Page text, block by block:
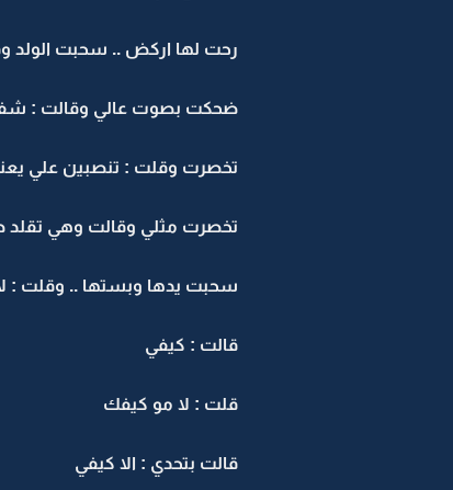
رحت لها اركض .. سحبت الولد
ضحكت بصوت عالي وقالت :
تخصرت وقلت : تنصبين علي
تخصرت مثلي وقالت وهي تقلد
سحبت يدها وبستها .. وقلت :
قالت : كيفي
قلت : لا مو كيفك
قالت بتحدي : الا كيفي